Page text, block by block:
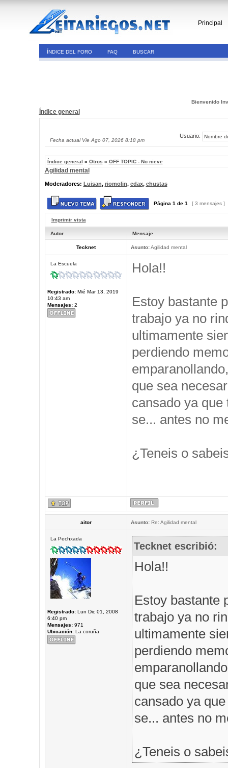
Principal
ÍNDICE DEL FORO FAQ BUSCAR
Bienvenido
Índice general
Fecha actual Vie Ago 07, 2026 8:18 pm
Usuario:
Índice general » Otros » OFF TOPIC - No nieve
Agilidad mental
Moderadores: Luisan, riomolin, edax, chustas
Página 1 de 1 [ 3 mensajes ]
Imprimir vista
Autor Mensaje
Tecknet Asunto:Agilidad mental
La Escuela
Registrado:Mié Mar 13, 2019
10:43 am
Mensajes:2
Hola!!
Estoy bastante
trabajo ya no
ultimamente
perdiendo
que sea
cansado ya
se... antes no
¿Teneis o
aitor Asunto:Re: Agilidad mental
La Pechxada
Registrado:Lun Dic 01, 2008
6:40 pm
Mensajes:971
Ubicación:La coruña
Tecknet escribió:
Hola!!
Estoy bastante
trabajo ya no
ultimamente
perdiendo
que sea
cansado ya
se... antes no
¿Teneis o